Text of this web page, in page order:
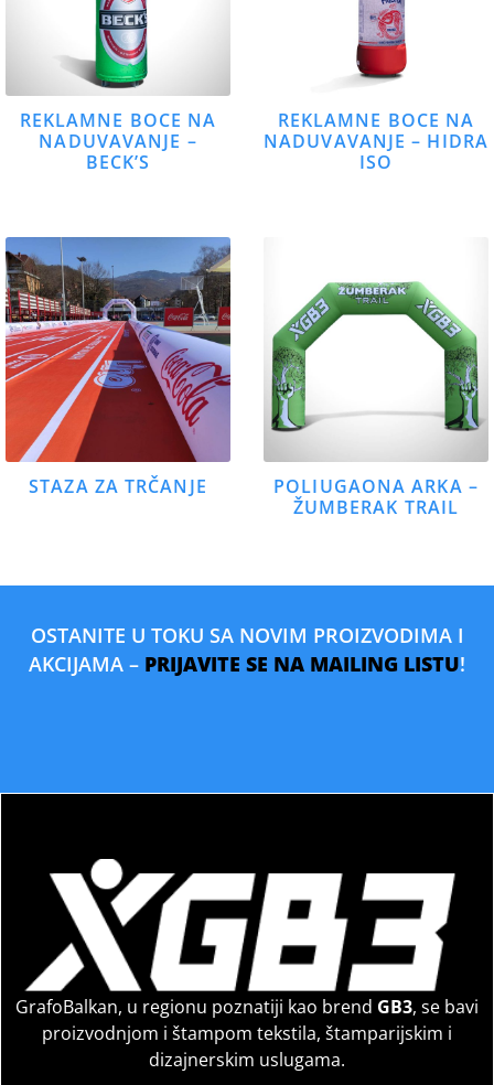
REKLAMNE BOCE NA
NADUVAVANJE –
BECK’S
REKLAMNE BOCE NA
NADUVAVANJE – HIDRA
ISO
STAZA ZA TRČANJE
POLIUGAONA ARKA –
ŽUMBERAK TRAIL
OSTANITE U TOKU SA NOVIM PROIZVODIMA I
AKCIJAMA – PRIJAVITE SE NA MAILING LISTU!
GrafoBalkan, u regionu poznatiji kao brend GB3, se bavi
proizvodnjom i štampom tekstila, štamparijskim i
dizajnerskim uslugama.